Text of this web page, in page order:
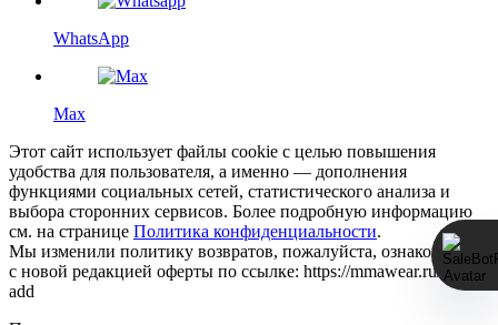
WhatsApp
Max
Этот сайт использует файлы cookie с целью повышения
удобства для пользователя, а именно — дополнения
функциями социальных сетей, статистического анализа и
выбора сторонних сервисов. Более подробную информацию
см. на странице Политика конфиденциальности.
Мы изменили политику возвратов, пожалуйста, ознакомьтесь
с новой редакцией оферты по ссылке: https://mmawear.ru/return-
add